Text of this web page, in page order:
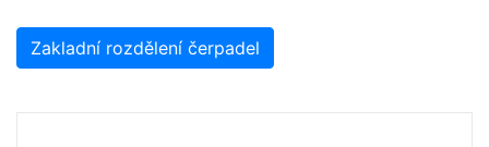
Zakladní rozdělení čerpadel